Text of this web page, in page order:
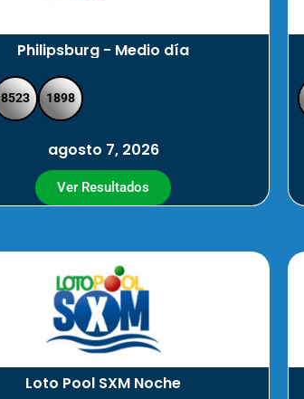
Philipsburg - Medio día
8523 1898
agosto 7, 2026
Ver Resultados
Loto Pool SXM Noche